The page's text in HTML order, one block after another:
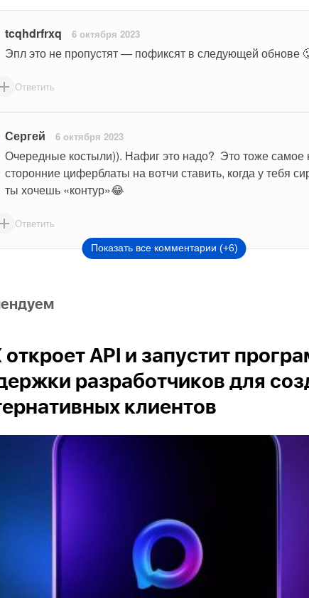
tcqhdrfrxq 6 октября 2023
Эпл это не пропустят — пофиксят в следующей обнове
Ответить
Сергей 6 октября 2023
Очередные костыли)). Нафиг это надо?  Это тоже самое
сторонние циферблаты на вотчи ставить, когда у тебя
ты хочешь «контур»😂
Ответить
Показать все комментарии (+6)
откроет API и запустит
разработчиков для
клиентов